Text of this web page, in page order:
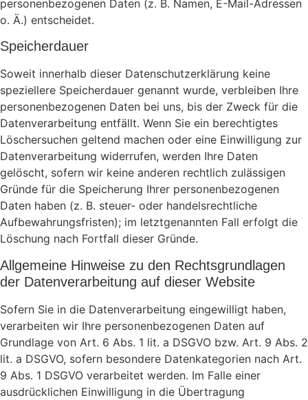
personenbezogenen Daten (z. B. Namen, E-Mail-Adressen
o. Ä.) entscheidet.
Speicherdauer
Soweit innerhalb dieser Datenschutzerklärung keine
speziellere Speicherdauer genannt wurde, verbleiben Ihre
personenbezogenen Daten bei uns, bis der Zweck für die
Datenverarbeitung entfällt. Wenn Sie ein berechtigtes
Löschersuchen geltend machen oder eine Einwilligung zur
Datenverarbeitung widerrufen, werden Ihre Daten
gelöscht, sofern wir keine anderen rechtlich zulässigen
Gründe für die Speicherung Ihrer personenbezogenen
Daten haben (z. B. steuer- oder handelsrechtliche
Aufbewahrungsfristen); im letztgenannten Fall erfolgt die
Löschung nach Fortfall dieser Gründe.
Allgemeine Hinweise zu den Rechtsgrundlagen
der Datenverarbeitung auf dieser Website
Sofern Sie in die Datenverarbeitung eingewilligt haben,
verarbeiten wir Ihre personenbezogenen Daten auf
Grundlage von Art. 6 Abs. 1 lit. a DSGVO bzw. Art. 9 Abs. 2
lit. a DSGVO, sofern besondere Datenkategorien nach Art.
9 Abs. 1 DSGVO verarbeitet werden. Im Falle einer
ausdrücklichen Einwilligung in die Übertragung